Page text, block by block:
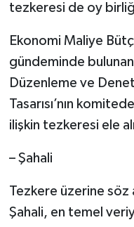
tezkeresi de oy
Ekonomi Maliye
gündeminde
Düzenleme ve
Tasarısı’nın
ilişkin tezkeresi ele
– Şahali
Tezkere üzerine söz
Şahali, en temel